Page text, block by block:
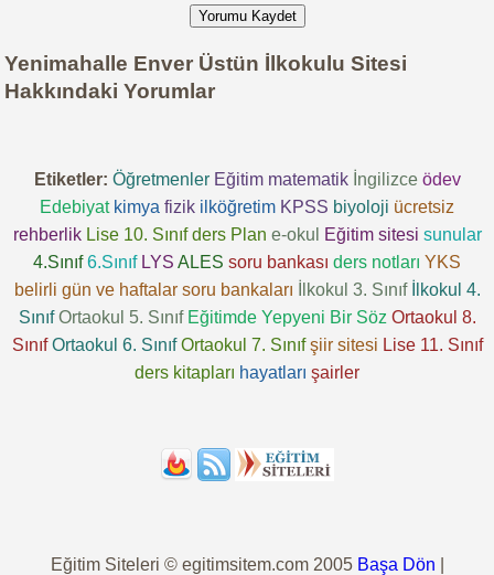
Yorumu Kaydet
Yenimahalle Enver Üstün İlkokulu Sitesi
Hakkındaki Yorumlar
Etiketler: Öğretmenler Eğitim matematik İngilizce ödev
Edebiyat kimya fizik ilköğretim KPSS biyoloji ücretsiz
rehberlik Lise 10. Sınıf ders Plan e-okul Eğitim sitesi sunular
4.Sınıf 6.Sınıf LYS ALES soru bankası ders notları YKS
belirli gün ve haftalar soru bankaları İlkokul 3. Sınıf
İlkokul 4.
Sınıf Ortaokul 5. Sınıf Eğitimde Yepyeni Bir Söz Ortaokul 8.
Sınıf Ortaokul 6. Sınıf Ortaokul 7. Sınıf şiir sitesi Lise 11. Sınıf
ders kitapları hayatları şairler
Eğitim Siteleri © egitimsitem.com 2005 Başa Dön